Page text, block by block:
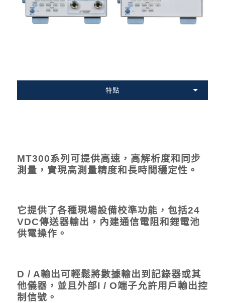
特點
MT300系列可提供高速，高解析度和同步
測量，實現高測量精度和長時間穩定性。
它提供了各種現場設備校準功能，包括24
VDC傳送器輸出，內建通信電阻和鋰電池
供電操作。
D / A輸出可輕鬆將數據輸出到記錄器或其
他儀器，並且外部I / O端子允許用戶輸出控
制信號。